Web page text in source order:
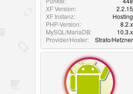
XF Version
2.2.15
XF Instanz
Hosting
PHP-Version
8.2.x
MySQL/MariaDB
10.3.x
Provider/Hoster
Strato/Hetzner